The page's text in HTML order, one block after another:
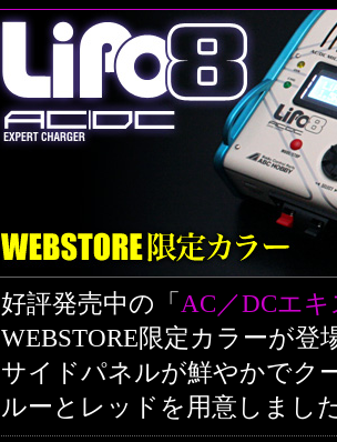
好評発売中の「AC／DCエ
WEBSTORE限定カラーが登
サイドパネルが鮮やかでク
ルーとレッドを用意しまし